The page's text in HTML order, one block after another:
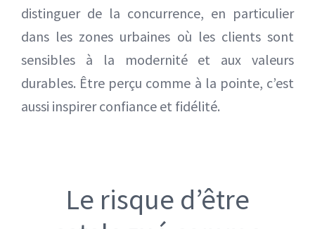
distinguer de la concurrence, en particulier
dans les zones urbaines où les clients sont
sensibles à la modernité et aux valeurs
durables. Être perçu comme à la pointe, c’est
aussi inspirer confiance et fidélité.
Le risque d’être